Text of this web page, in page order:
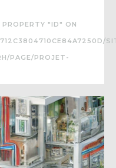
"ID" ON
PAGE/PROJET-